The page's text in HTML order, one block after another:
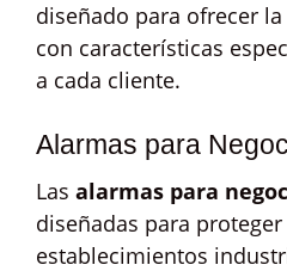
diseñado para ofrecer
con características
a cada cliente.
Alarmas para
Las alarmas para
diseñadas para
establecimientos